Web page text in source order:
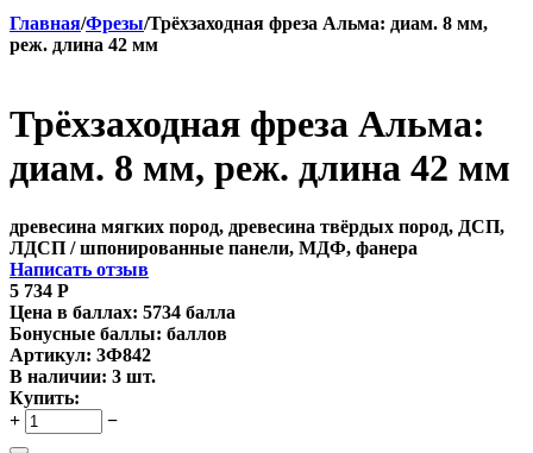
Главная/Фрезы/Трёхзаходная фреза Альма: диам. 8 мм,
реж. длина 42 мм
Трёхзаходная фреза Альма:
диам. 8 мм, реж. длина 42 мм
древесина мягких пород, древесина твёрдых пород, ДСП,
ЛДСП / шпонированные панели, МДФ, фанера
Написать отзыв
5 734 Р
Цена в баллах: 5734 балла
Бонусные баллы: баллов
Артикул: 3Ф842
В наличии: 3 шт.
Купить:
+
−